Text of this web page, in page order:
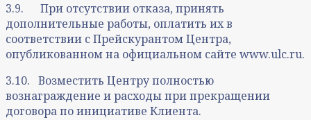
3.9. При отсутствии отказа, принять
дополнительные работы, оплатить их в
соответствии с Прейскурантом Центра,
опубликованном на официальном сайте www.ulc.ru.
3.10. Возместить Центру полностью
вознаграждение и расходы при прекращении
договора по инициативе Клиента.